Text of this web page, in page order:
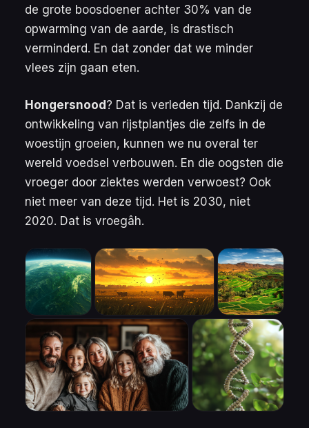
de grote boosdoener achter 30% van de
opwarming van de aarde, is drastisch
verminderd. En dat zonder dat we minder
vlees zijn gaan eten.
Hongersnood? Dat is verleden tijd. Dankzij de
ontwikkeling van rijstplantjes die zelfs in de
woestijn groeien, kunnen we nu overal ter
wereld voedsel verbouwen. En die oogsten die
vroeger door ziektes werden verwoest? Ook
niet meer van deze tijd. Het is 2030, niet
2020. Dat is vroegâh.